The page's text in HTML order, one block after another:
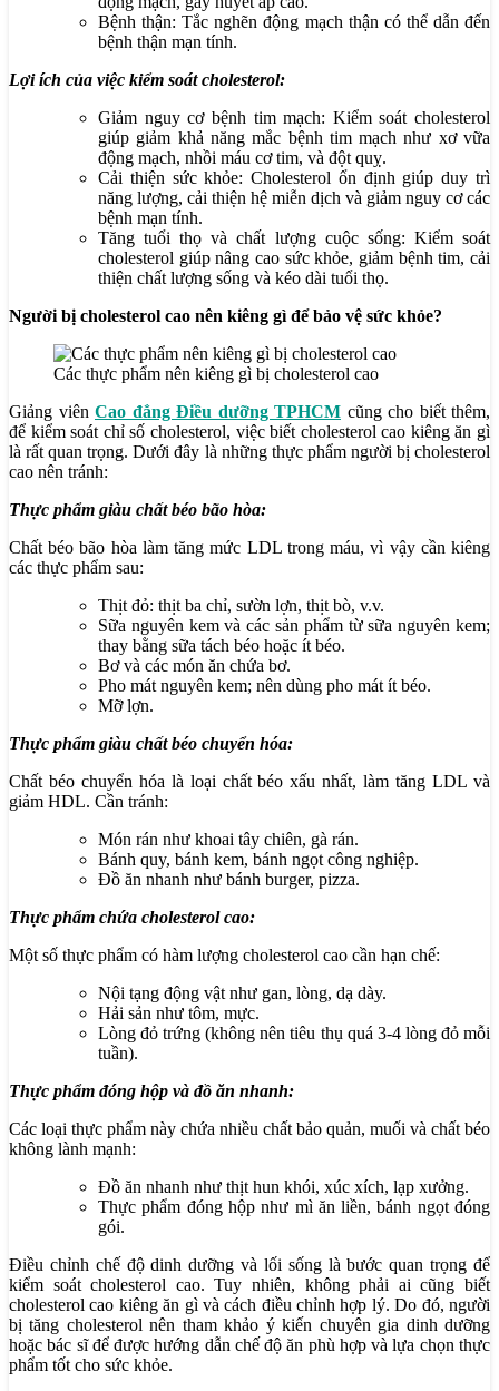
Bệnh thận: Tắc nghẽn động mạch thận có thể dẫn đến
bệnh thận mạn tính.
Lợi ích của việc kiểm soát cholesterol:
Giảm nguy cơ bệnh tim mạch: Kiểm soát cholesterol
giúp giảm khả năng mắc bệnh tim mạch như xơ vữa
động mạch, nhồi máu cơ tim, và đột quỵ.
Cải thiện sức khỏe: Cholesterol ổn định giúp duy trì
năng lượng, cải thiện hệ miễn dịch và giảm nguy cơ các
bệnh mạn tính.
Tăng tuổi thọ và chất lượng cuộc sống: Kiểm soát
cholesterol giúp nâng cao sức khỏe, giảm bệnh tim, cải
thiện chất lượng sống và kéo dài tuổi thọ.
Người bị cholesterol cao nên kiêng gì để bảo vệ sức khỏe?
Các thực phẩm nên kiêng gì bị cholesterol cao
Giảng viên Cao đẳng Điều dưỡng TPHCM cũng cho biết thêm,
để kiểm soát chỉ số cholesterol, việc biết cholesterol cao kiêng ăn gì
là rất quan trọng. Dưới đây là những thực phẩm người bị cholesterol
cao nên tránh:
Thực phẩm giàu chất béo bão hòa:
Chất béo bão hòa làm tăng mức LDL trong máu, vì vậy cần kiêng
các thực phẩm sau:
Thịt đỏ: thịt ba chỉ, sườn lợn, thịt bò, v.v.
Sữa nguyên kem và các sản phẩm từ sữa nguyên kem;
thay bằng sữa tách béo hoặc ít béo.
Bơ và các món ăn chứa bơ.
Pho mát nguyên kem; nên dùng pho mát ít béo.
Mỡ lợn.
Thực phẩm giàu chất béo chuyển hóa:
Chất béo chuyển hóa là loại chất béo xấu nhất, làm tăng LDL và
giảm HDL. Cần tránh:
Món rán như khoai tây chiên, gà rán.
Bánh quy, bánh kem, bánh ngọt công nghiệp.
Đồ ăn nhanh như bánh burger, pizza.
Thực phẩm chứa cholesterol cao:
Một số thực phẩm có hàm lượng cholesterol cao cần hạn chế:
Nội tạng động vật như gan, lòng, dạ dày.
Hải sản như tôm, mực.
Lòng đỏ trứng (không nên tiêu thụ quá 3-4 lòng đỏ mỗi
tuần).
Thực phẩm đóng hộp và đồ ăn nhanh:
Các loại thực phẩm này chứa nhiều chất bảo quản, muối và chất béo
không lành mạnh:
Đồ ăn nhanh như thịt hun khói, xúc xích, lạp xưởng.
Thực phẩm đóng hộp như mì ăn liền, bánh ngọt đóng
gói.
Điều chỉnh chế độ dinh dưỡng và lối sống là bước quan trọng để
kiểm soát cholesterol cao. Tuy nhiên, không phải ai cũng biết
cholesterol cao kiêng ăn gì và cách điều chỉnh hợp lý. Do đó, người
bị tăng cholesterol nên tham khảo ý kiến chuyên gia dinh dưỡng
hoặc bác sĩ để được hướng dẫn chế độ ăn phù hợp và lựa chọn thực
phẩm tốt cho sức khỏe.